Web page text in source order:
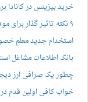
خرید بیزینس در کانادا
۹ نکته تاثیر گذار برای موفقیت در مصاحبه کاری آنلاین
استخدام جدید معلم
بانک اطلاعات مشاغل
چطور یک صرافی ارز
خواب کافی اولین قدم